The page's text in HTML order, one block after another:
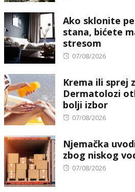
Ako sklonite
stana, bićete
stresom
Posted
07/08/2026
Krema ili sprej
Dermatolozi
bolji izbor
Posted
07/08/2026
Njemačka
zbog niskog
Posted
07/08/2026